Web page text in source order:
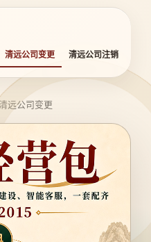
清远公司变更 清远公司注销
远公司变更